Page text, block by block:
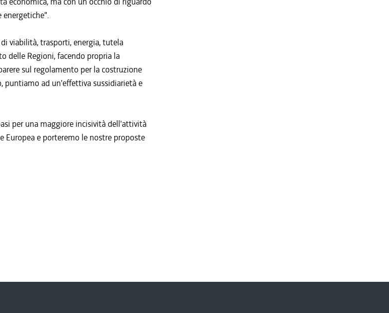
viabilità, trasporti, energia, tutela
delle Regioni, facendo propria la
sul regolamento per la costruzione
puntiamo ad un'effettiva sussidiarietà e
per una maggiore incisività dell'attività
Europea e porteremo le nostre proposte